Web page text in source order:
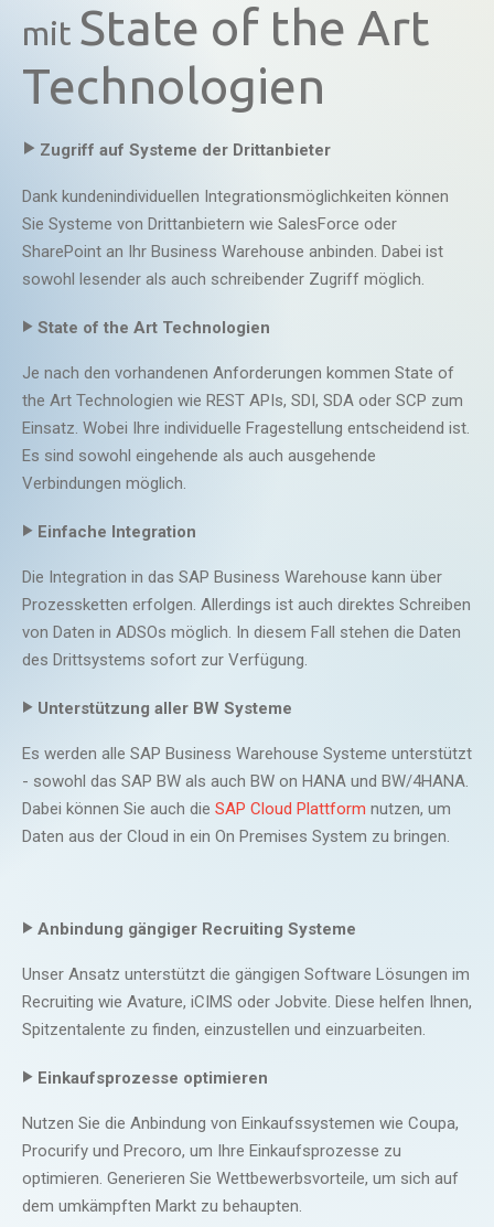
mit State of the Art
Technologien
‣ Zugriff auf Systeme der Drittanbieter
Dank kundenindividuellen Integrationsmöglichkeiten können
Sie Systeme von Drittanbietern wie SalesForce oder
SharePoint an Ihr Business Warehouse anbinden. Dabei ist
sowohl lesender als auch schreibender Zugriff möglich.
‣ State of the Art Technologien
Je nach den vorhandenen Anforderungen kommen State of
the Art Technologien wie REST APIs, SDI, SDA oder SCP zum
Einsatz. Wobei Ihre individuelle Fragestellung entscheidend ist.
Es sind sowohl eingehende als auch ausgehende
Verbindungen möglich.
‣ Einfache Integration
Die Integration in das SAP Business Warehouse kann über
Prozessketten erfolgen. Allerdings ist auch direktes Schreiben
von Daten in ADSOs möglich. In diesem Fall stehen die Daten
des Drittsystems sofort zur Verfügung.
‣ Unterstützung aller BW Systeme
Es werden alle SAP Business Warehouse Systeme unterstützt
- sowohl das SAP BW als auch BW on HANA und BW/4HANA.
Dabei können Sie auch die SAP Cloud Plattform nutzen, um
Daten aus der Cloud in ein On Premises System zu bringen.
‣ Anbindung gängiger Recruiting Systeme
Unser Ansatz unterstützt die gängigen Software Lösungen im
Recruiting wie Avature, iCIMS oder Jobvite. Diese helfen Ihnen,
Spitzentalente zu finden, einzustellen und einzuarbeiten.
‣ Einkaufsprozesse optimieren
Nutzen Sie die Anbindung von Einkaufssystemen wie Coupa,
Procurify und Precoro, um Ihre Einkaufsprozesse zu
optimieren. Generieren Sie Wettbewerbsvorteile, um sich auf
dem umkämpften Markt zu behaupten.